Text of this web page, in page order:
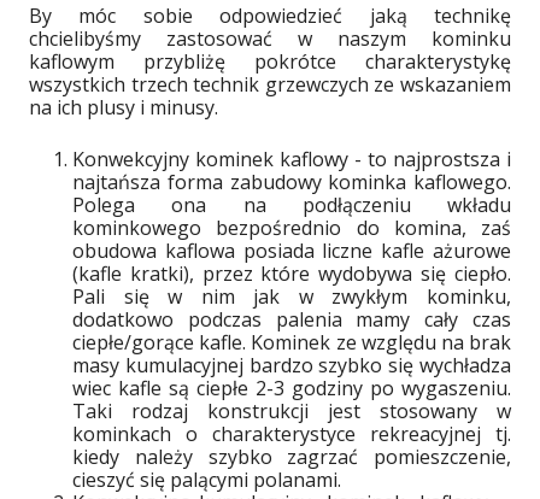
By móc sobie odpowiedzieć jaką technikę
chcielibyśmy zastosować w naszym kominku
kaflowym przybliżę pokrótce charakterystykę
wszystkich trzech technik grzewczych ze wskazaniem
na ich plusy i minusy.
Konwekcyjny kominek kaflowy - to najprostsza i
najtańsza forma zabudowy kominka kaflowego.
Polega ona na podłączeniu wkładu
kominkowego bezpośrednio do komina, zaś
obudowa kaflowa posiada liczne kafle ażurowe
(kafle kratki), przez które wydobywa się ciepło.
Pali się w nim jak w zwykłym kominku,
dodatkowo podczas palenia mamy cały czas
ciepłe/gorące kafle. Kominek ze względu na brak
masy kumulacyjnej bardzo szybko się wychładza
wiec kafle są ciepłe 2-3 godziny po wygaszeniu.
Taki rodzaj konstrukcji jest stosowany w
kominkach o charakterystyce rekreacyjnej tj.
kiedy należy szybko zagrzać pomieszczenie,
cieszyć się palącymi polanami.